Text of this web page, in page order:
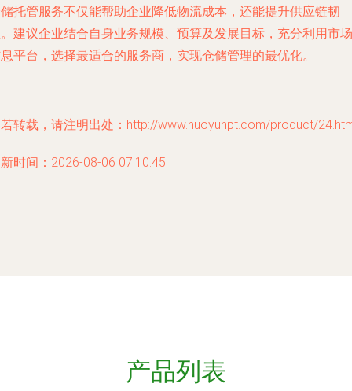
托管服务不仅能帮助企业降低物流成本，还能提升供应链韧
建议企业结合自身业务规模、预算及发展目标，充分利用市场
平台，选择最适合的服务商，实现仓储管理的最优化。
转载，请注明出处：http://www.huoyunpt.com/product/
时间：2026-08-06 07:10:45
产品列表